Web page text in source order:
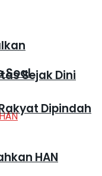
Sejak Dini
HAN
Soal
Dipindah